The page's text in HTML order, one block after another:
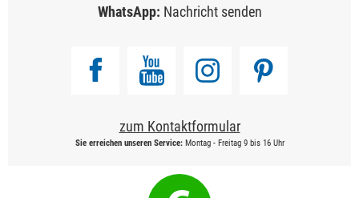
WhatsApp: Nachricht senden
zum Kontaktformular
Sie erreichen unseren Service:Montag - Freitag 9 bis 16 Uhr